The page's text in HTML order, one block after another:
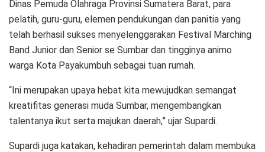
Dinas Pemuda Olahraga Provinsi Sumatera Barat, para
pelatih, guru-guru, elemen pendukungan dan panitia yang
telah berhasil sukses menyelenggarakan Festival Marching
Band Junior dan Senior se Sumbar dan tingginya animo
warga Kota Payakumbuh sebagai tuan rumah.
“Ini merupakan upaya hebat kita mewujudkan semangat
kreatifitas generasi muda Sumbar, mengembangkan
talentanya ikut serta majukan daerah,” ujar Supardi.
Supardi juga katakan, kehadiran pemerintah dalam membuka